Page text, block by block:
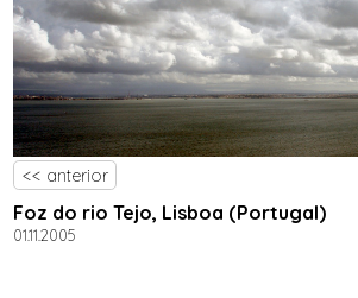
<< anterior
Foz do rio Tejo, Lisboa (Portugal)
01.11.2005